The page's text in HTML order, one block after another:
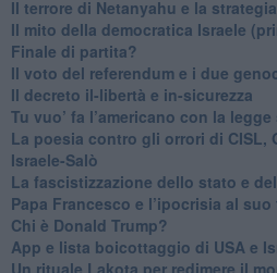
​Il terrore di Netanyahu e la
Il mito della democratica Israele
​Finale di partita?
​Il voto del referendum e i due
Il decreto il-libertà e in-sicurezza
Tu vuo’ fa l’americano con la
La poesia contro gli orrori di CISL,
Israele-Salò
​La fascistizzazione dello stato e
Papa Francesco e l’ipocrisia al
​Chi è Donald Trump?
App e lista boicottaggio di USA e
​Un rituale Lakota per redimere il